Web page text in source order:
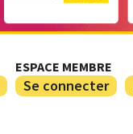
ESPACE MEMBRE
Se connecter